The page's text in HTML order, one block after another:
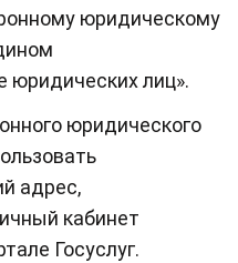
юридическому
юридических лиц».
юридического
адрес,
кабинет
Госуслуг.